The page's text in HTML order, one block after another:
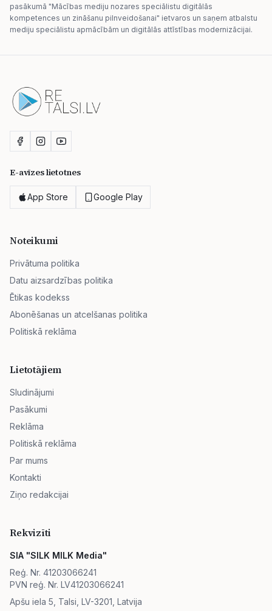
pasākumā "Mācības mediju nozares speciālistu digitālās
kompetences un zināšanu pilnveidošanai" ietvaros un saņem atbalstu
mediju speciālistu apmācībām un digitālās attīstības modernizācijai.
E-avīzes lietotnes
App Store Google Play
Noteikumi
Privātuma politika
Datu aizsardzības politika
Ētikas kodekss
Abonēšanas un atcelšanas politika
Politiskā reklāma
Lietotājiem
Sludinājumi
Pasākumi
Reklāma
Politiskā reklāma
Par mums
Kontakti
Ziņo redakcijai
Rekvizīti
SIA "SILK MILK Media"
Reģ. Nr. 41203066241
PVN reģ. Nr. LV41203066241
Apšu iela 5, Talsi, LV-3201, Latvija